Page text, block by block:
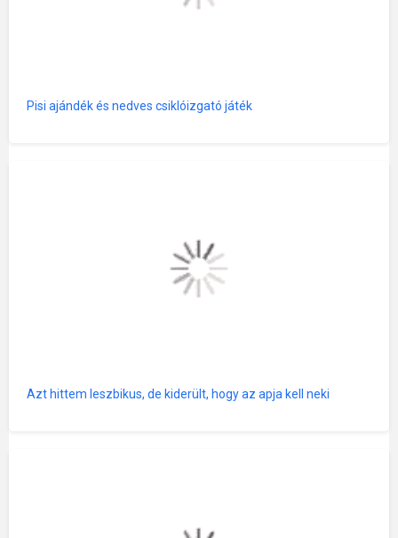
Pisi ajándék és nedves csiklóizgató játék
Azt hittem leszbikus, de kiderült, hogy az apja kell neki